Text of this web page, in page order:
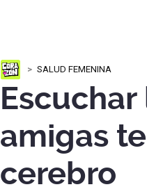
SALUD FEMENINA
amigas
cerebro